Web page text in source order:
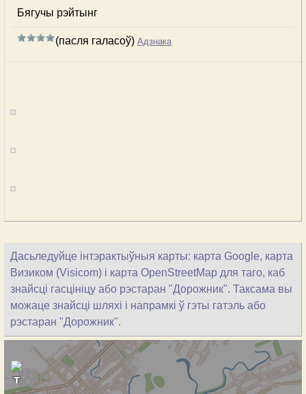
Бягучы рэйтынг
(пасля галасоў) Адзнака
Дасьледуйце інтэрактыўныя карты: карта Google, карта
Визиком (Visicom) і карта OpenStreetMap для таго, каб
знайсці гасцініцу або рэстаран "Дорожник". Таксама вы
можаце знайсці шляхі і напрамкі ў гэты гатэль або
рэстаран "Дорожник".